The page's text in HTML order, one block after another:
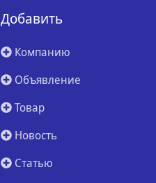
Добавить
Компанию
Объявление
Товар
Новость
Статью